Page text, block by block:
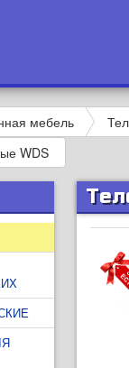
мебель
WDS